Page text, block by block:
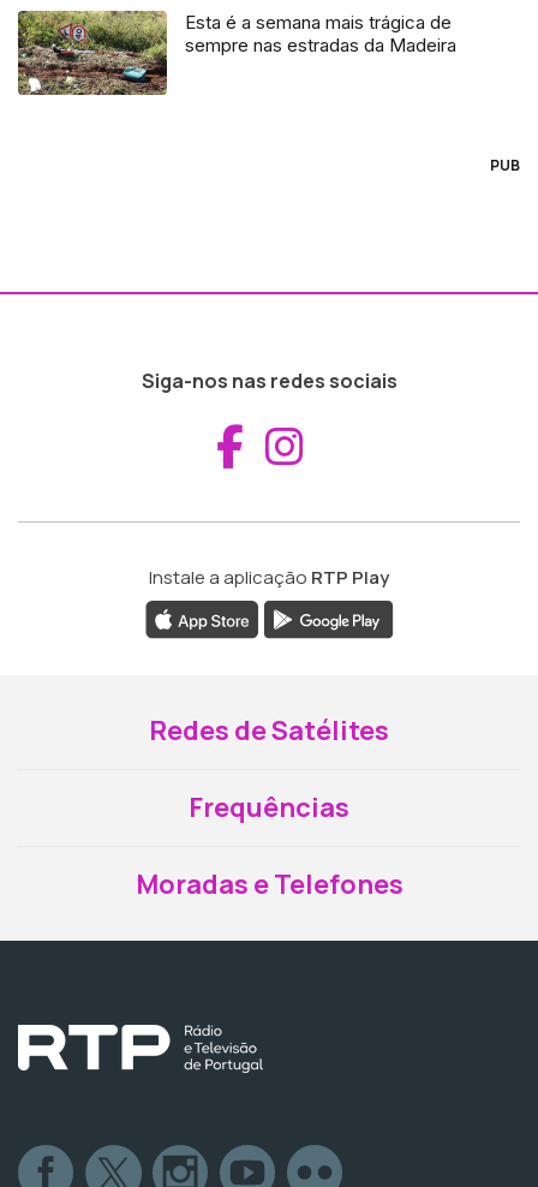
Esta é a semana mais trágica de
sempre nas estradas da Madeira
PUB
Siga-nos nas redes sociais
Aceder ao
Instale a aplicação RTP Play
Redes de Satélites
Frequências
Moradas e Telefones